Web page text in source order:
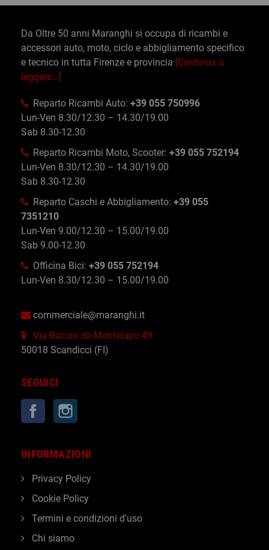
Da Oltre 50 anni Maranghi si occupa di ricambi e
accessori auto, moto, ciclo e abbigliamento specifico
e tecnico in tutta Firenze e provincia [Continua a
leggere...]
Reparto Ricambi Auto: +39 055 750996
Lun-Ven 8.30/12.30 – 14.30/19.00
Sab 8.30-12.30
Reparto Ricambi Moto, Scooter: +39 055 752194
Lun-Ven 8.30/12.30 – 14.30/19.00
Sab 8.30-12.30
Reparto Caschi e Abbigliamento: +39 055
7351210
Lun-Ven 9.00/12.30 – 15.00/19.00
Sab 9.00-12.30
Officina Bici: +39 055 752194
Lun-Ven 8.30/12.30 – 15.00/19.00
commerciale@maranghi.it
Via Baccio da Montelupo 49
50018 Scandicci (FI)
SEGUICI
Facebook
INFORMAZIONI
Privacy Policy
Cookie Policy
Termini e condizioni d'uso
Chi siamo